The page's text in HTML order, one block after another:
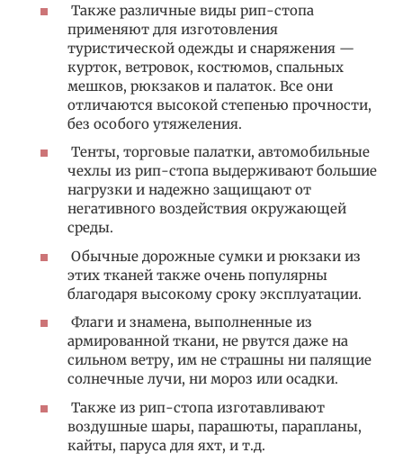
Также различные виды рип-стопа
применяют для изготовления
туристической одежды и снаряжения —
курток, ветровок, костюмов, спальных
мешков, рюкзаков и палаток. Все они
отличаются высокой степенью прочности,
без особого утяжеления.
Тенты, торговые палатки, автомобильные
чехлы из рип-стопа выдерживают большие
нагрузки и надежно защищают от
негативного воздействия окружающей
среды.
Обычные дорожные сумки и рюкзаки из
этих тканей также очень популярны
благодаря высокому сроку эксплуатации.
Флаги и знамена, выполненные из
армированной ткани, не рвутся даже на
сильном ветру, им не страшны ни палящие
солнечные лучи, ни мороз или осадки.
Также из рип-стопа изготавливают
воздушные шары, парашюты, парапланы,
кайты, паруса для яхт, и т.д.